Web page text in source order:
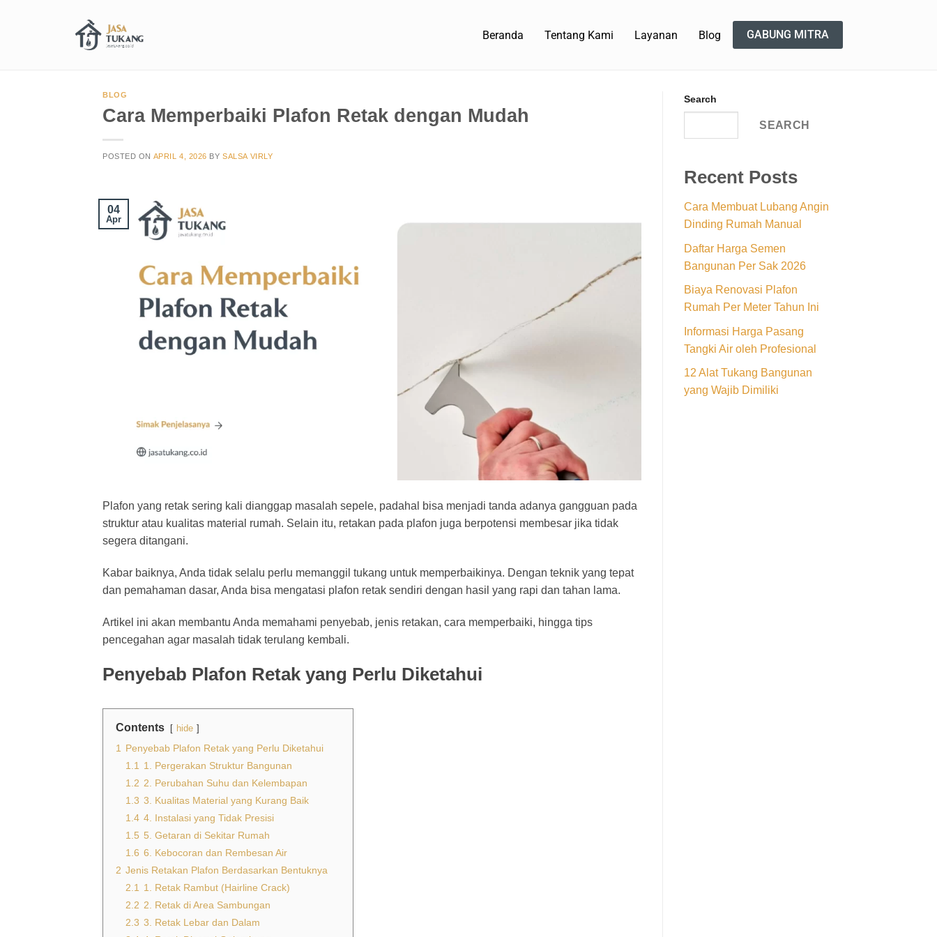
Beranda Tentang Kami Layanan Blog GABUNG MITRA
BLOG
Cara Memperbaiki Plafon Retak dengan Mudah
POSTED ON APRIL 4, 2026 BYSALSA VIRLY
04
Apr
Plafon yang retak sering kali dianggap masalah sepele, padahal bisa menjadi tanda adanya gangguan pada
struktur atau kualitas material rumah. Selain itu, retakan pada plafon juga berpotensi membesar jika tidak
segera ditangani.
Kabar baiknya, Anda tidak selalu perlu memanggil tukang untuk memperbaikinya. Dengan teknik yang tepat
dan pemahaman dasar, Anda bisa mengatasi plafon retak sendiri dengan hasil yang rapi dan tahan lama.
Artikel ini akan membantu Anda memahami penyebab, jenis retakan, cara memperbaiki, hingga tips
pencegahan agar masalah tidak terulang kembali.
Penyebab Plafon Retak yang Perlu Diketahui
Contents hide
1
Penyebab Plafon Retak yang Perlu Diketahui
1.1
1. Pergerakan Struktur Bangunan
1.2 2. Perubahan Suhu dan Kelembapan
1.3 3. Kualitas Material yang Kurang Baik
1.4 4. Instalasi yang Tidak Presisi
1.5 5. Getaran di Sekitar Rumah
1.6 6. Kebocoran dan Rembesan Air
2 Jenis Retakan Plafon Berdasarkan Bentuknya
2.1
1. Retak Rambut (Hairline Crack)
2.2 2. Retak di Area Sambungan
2.3 3. Retak Lebar dan Dalam
Search
SEARCH
Recent Posts
Cara Membuat Lubang Angin
Dinding Rumah Manual
Daftar Harga Semen
Bangunan Per Sak 2026
Biaya Renovasi Plafon
Rumah Per Meter Tahun Ini
Informasi Harga Pasang
Tangki Air oleh Profesional
12 Alat Tukang Bangunan
yang Wajib Dimiliki